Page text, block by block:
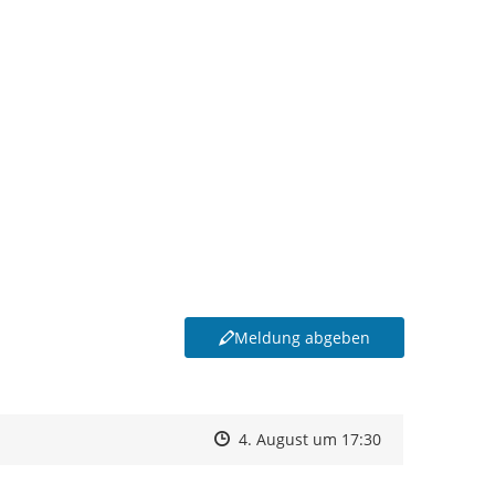
Meldung abgeben
Zeitpunkt des Erstellens
Zeitpunkt des Erstellens
4. August um 17:30Zur Äußerung